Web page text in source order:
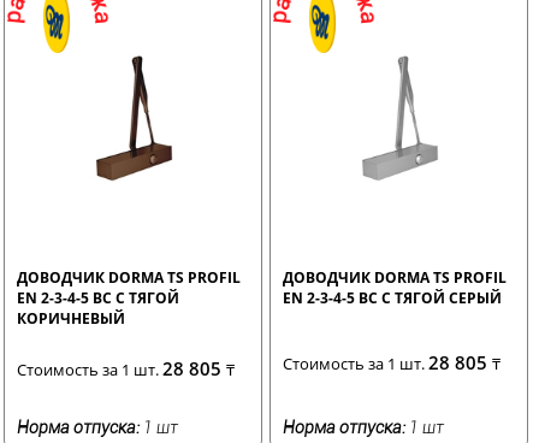
ДОВОДЧИК DORMA TS PROFIL
EN 2-3-4-5 BC С ТЯГОЙ
КОРИЧНЕВЫЙ
Стоимость за 1 шт.28 805 ₸
Норма отпуска: 1 шт
ДОВОДЧИК DORMA TS PROFIL
EN 2-3-4-5 BC С ТЯГОЙ СЕРЫЙ
Стоимость за 1 шт.28 805₸
Норма отпуска: 1 шт